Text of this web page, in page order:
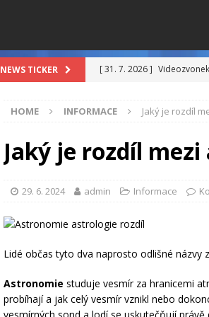
NEWS TICKER [ 31. 7. 2026 ]
[ 8. 7. 2026 ] Goodgame
[ 7. 7. 2026 ]
Proč outfit
HOME INFORMACE Jaký je rozdíl
Jaký je rozdíl
29. 6. 2024 admin Informace
Lidé občas tyto dva naprosto odlišné
Astronomie studuje vesmír za hranicemi
probíhají a jak celý vesmír vznikl nebo